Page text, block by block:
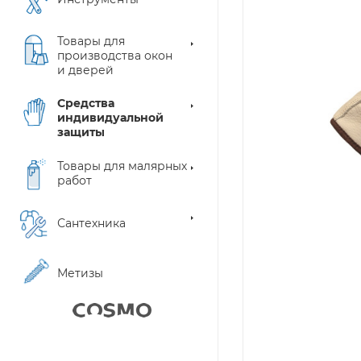
Товары для
производства окон
и дверей
Средства
индивидуальной
защиты
Товары для малярных
работ
Сантехника
Метизы